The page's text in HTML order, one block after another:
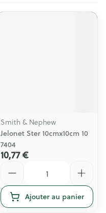
Smith & Nephew
Jelonet Ster 10cmx10cm 10
7404
10,77 €
Ajouter au panier